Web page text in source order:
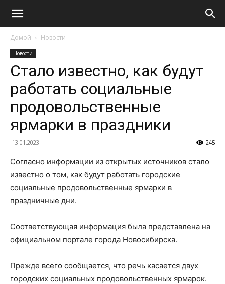
Домой Новости
Новости
Стало известно, как будут
работать социальные
продовольственные
ярмарки в праздники
13.01.2023 245
Согласно информации из открытых источников стало
известно о том, как будут работать городские
социальные продовольственные ярмарки в
праздничные дни.
Соответствующая информация была представлена на
официальном портале города Новосибирска.
Прежде всего сообщается, что речь касается двух
городских социальных продовольственных ярмарок.